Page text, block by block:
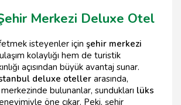
Merkezi Deluxe Otel
isteyenler için şehir merkezi
kolaylığı hem de turistik
açısından büyük avantaj sunar.
deluxe oteller arasında,
bulunanlar, sundukları lüks
öne çıkar. Peki, şehir